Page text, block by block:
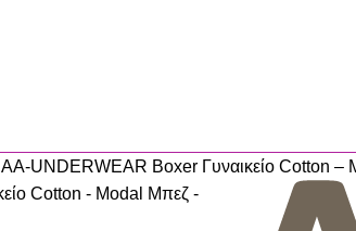
AA-UNDERWEAR Boxer Γυναικείο Cotton –